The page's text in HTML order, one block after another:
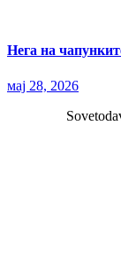
Нега на
мај 28, 2026